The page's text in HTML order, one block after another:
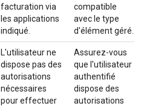
facturation via
les applications
indiqué.
compatible
avec le type
d'élément géré.
L'utilisateur ne
dispose pas des
autorisations
nécessaires
pour effectuer
Assurez-vous
que l'utilisateur
authentifié
dispose des
autorisations